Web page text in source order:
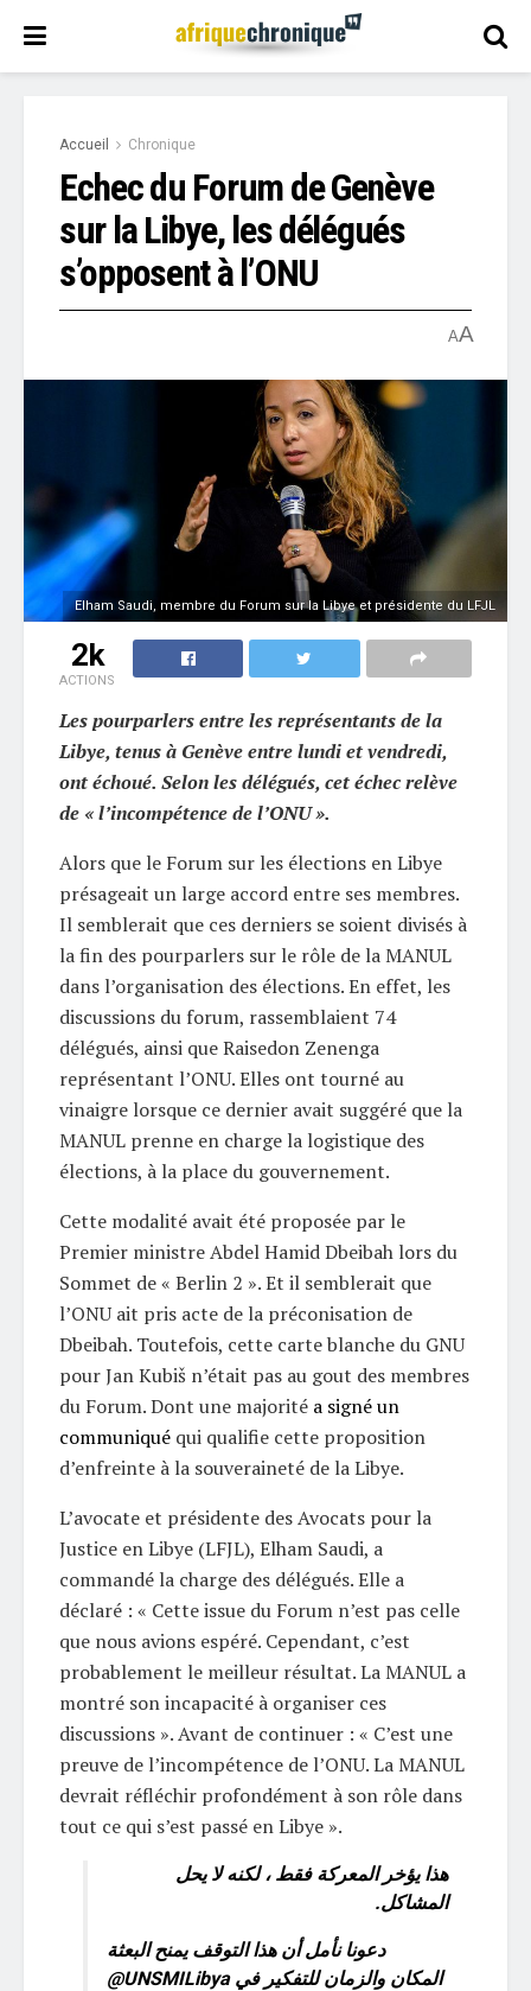
Accueil Chronique
Echec du Forum de Genève
sur la Libye, les délégués
s’opposent à l’ONU
AA
Elham Saudi, membre du Forum sur la Libye et présidente du LFJL
2k
ACTIONS
Les pourparlers entre les représentants de la
Libye, tenus à Genève entre lundi et vendredi,
ont échoué. Selon les délégués, cet échec relève
de « l’incompétence de l’ONU ».
Alors que le Forum sur les élections en Libye
présageait un large accord entre ses membres.
Il semblerait que ces derniers se soient divisés à
la fin des pourparlers sur le rôle de la MANUL
dans l’organisation des élections. En effet, les
discussions du forum, rassemblaient 74
délégués, ainsi que Raisedon Zenenga
représentant l’ONU. Elles ont tourné au
vinaigre lorsque ce dernier avait suggéré que la
MANUL prenne en charge la logistique des
élections, à la place du gouvernement.
Cette modalité avait été proposée par le
Premier ministre Abdel Hamid Dbeibah lors du
Sommet de « Berlin 2 ». Et il semblerait que
l’ONU ait pris acte de la préconisation de
Dbeibah. Toutefois, cette carte blanche du GNU
pour Jan Kubiš n’était pas au gout des membres
du Forum. Dont une majorité a signé un
communiqué qui qualifie cette proposition
d’enfreinte à la souveraineté de la Libye.
L’avocate et présidente des Avocats pour la
Justice en Libye (LFJL), Elham Saudi, a
commandé la charge des délégués. Elle a
déclaré : « Cette issue du Forum n’est pas celle
que nous avions espéré. Cependant, c’est
probablement le meilleur résultat. La MANUL a
montré son incapacité à organiser ces
discussions ». Avant de continuer : « C’est une
preuve de l’incompétence de l’ONU. La MANUL
devrait réfléchir profondément à son rôle dans
tout ce qui s’est passé en Libye ».
هذا يؤخر المعركة فقط ، لكنه لا يحل
المشاكل.
دعونا نأمل أن هذا التوقف يمنح البعثة
@UNSMILibyaالمكان والزمان للتفكير في